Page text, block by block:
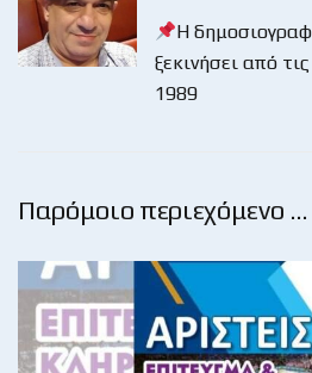
Η
ξεκινήσει από
1989
Παρόμοιο περιεχόμενο …